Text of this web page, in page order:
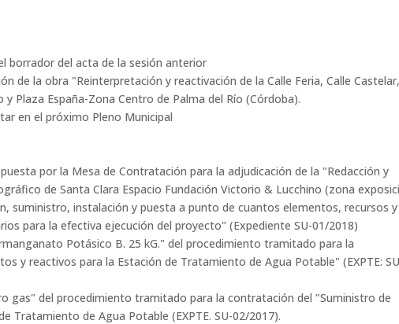
del acta de la sesión anterior
de la obra "Reinterpretación y reactivación de la Calle Feria, Calle Castelar,
Plaza España-Zona Centro de Palma del Río (Córdoba).
en el próximo Pleno Municipal
por la Mesa de Contratación para la adjudicación de la "Redacción y
de Santa Clara Espacio Fundación Victorio & Lucchino (zona
suministro, instalación y puesta a punto de cuantos elementos, recursos y
para la efectiva ejecución del proyecto" (Expediente SU-01/2018)
Potásico B. 25 kG." del procedimiento tramitado para la
y reactivos para la Estación de Tratamiento de Agua Potable" (EXPTE:
gas" del procedimiento tramitado para la contratación del "Suministro de
Tratamiento de Agua Potable (EXPTE. SU-02/2017).